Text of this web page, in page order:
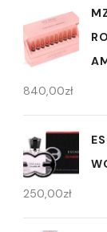
840,00zł
250,00zł